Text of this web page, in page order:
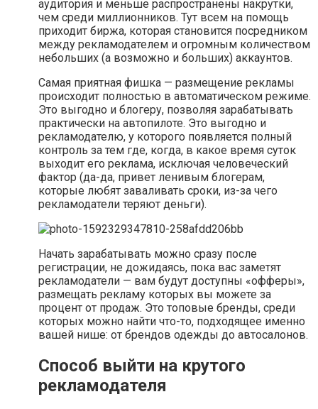
аудитория и меньше распространены накрутки,
чем среди миллионников. Тут всем на помощь
приходит биржа, которая становится посредником
между рекламодателем и огромным количеством
небольших (а возможно и больших) аккаунтов.
Самая приятная фишка — размещение рекламы
происходит полностью в автоматическом режиме.
Это выгодно и блогеру, позволяя зарабатывать
практически на автопилоте. Это выгодно и
рекламодателю, у которого появляется полный
контроль за тем где, когда, в какое время суток
выходит его реклама, исключая человеческий
фактор (да-да, привет ленивым блогерам,
которые любят заваливать сроки, из-за чего
рекламодатели теряют деньги).
Начать зарабатывать можно сразу после
регистрации, не дожидаясь, пока вас заметят
рекламодатели — вам будут доступны «офферы»,
размещать рекламу которых вы можете за
процент от продаж. Это топовые бренды, среди
которых можно найти что-то, подходящее именно
вашей нише: от брендов одежды до автосалонов.
Способ выйти на крутого
рекламодателя